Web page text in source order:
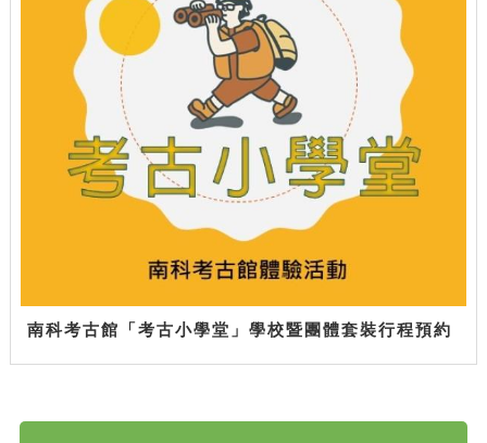
南科考古館「考古小學堂」學校暨團體套裝行程預約